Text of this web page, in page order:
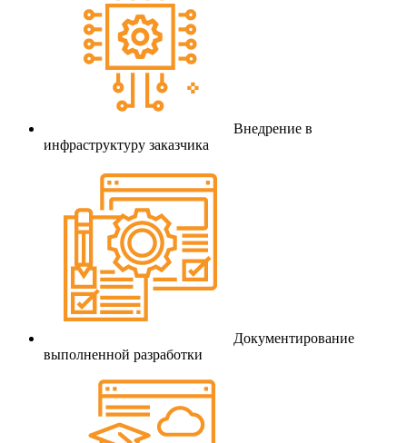
Внедрение в
инфраструктуру заказчика
Документирование
выполненной разработки